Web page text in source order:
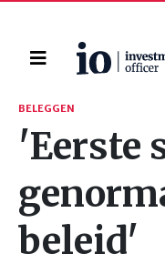
Home
Zoeken
BELEGGEN
'Eerste
beleid'